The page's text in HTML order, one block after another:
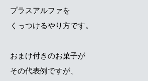
プラスアルファを
くっつけるやり方です。
おまけ付きのお菓子が
その代表例ですが、